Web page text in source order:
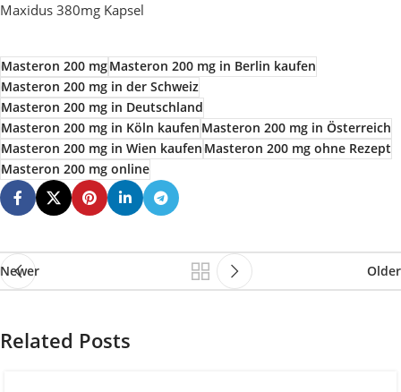
Maxidus 380mg Kapsel
Masteron 200 mgMasteron 200 mg in Berlin kaufen
Masteron 200 mg in der Schweiz
Masteron 200 mg in Deutschland
Masteron 200 mg in Köln kaufenMasteron 200 mg in Österreich
Masteron 200 mg in Wien kaufenMasteron 200 mg ohne Rezept
Masteron 200 mg online
Newer Older
Related Posts